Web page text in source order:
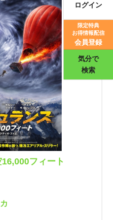
記事
評価
ログイン
限定特典
お得情報配信
会員登録
気分で
検索
フィート